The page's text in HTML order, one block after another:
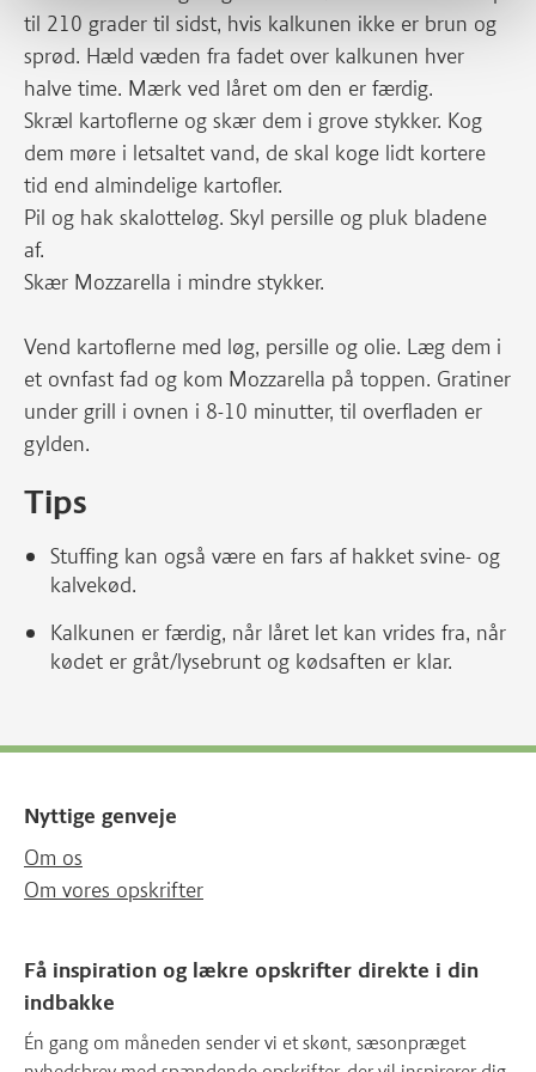
til 210 grader til sidst, hvis kalkunen ikke er brun og
sprød. Hæld væden fra fadet over kalkunen hver
halve time. Mærk ved låret om den er færdig.
Skræl kartoflerne og skær dem i grove stykker. Kog
dem møre i letsaltet vand, de skal koge lidt kortere
tid end almindelige kartofler.
Pil og hak skalotteløg. Skyl persille og pluk bladene
af.
Skær Mozzarella i mindre stykker.
Vend kartoflerne med løg, persille og olie. Læg dem i
et ovnfast fad og kom Mozzarella på toppen. Gratiner
under grill i ovnen i 8-10 minutter, til overfladen er
gylden.
Tips
Stuffing kan også være en fars af hakket svine- og
kalvekød.
Kalkunen er færdig, når låret let kan vrides fra, når
kødet er gråt/lysebrunt og kødsaften er klar.
Nyttige genveje
Om os
Om vores opskrifter
Få inspiration og lækre opskrifter direkte i din
indbakke
Én gang om måneden sender vi et skønt, sæsonpræget